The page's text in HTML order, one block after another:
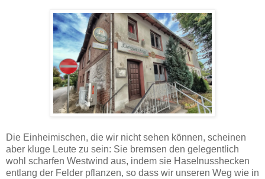
Die Einheimischen, die wir nicht sehen können, scheinen
aber kluge Leute zu sein: Sie bremsen den gelegentlich
wohl scharfen Westwind aus, indem sie Haselnusshecken
entlang der Felder pflanzen, so dass wir unseren Weg wie in